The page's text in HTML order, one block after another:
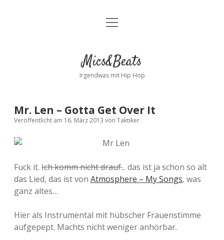
Kontakt
facebookinstagram
bandcamp
spotify
Menü
Mics&Beats
Irgendwas mit Hip Hop
Mr. Len – Gotta Get Over It
Veröffentlicht am 16. März 2013 von Taktiker
Fuck it. Ich komm nicht drauf... das ist ja schon so alt
das Lied, das ist von Atmosphere – My Songs, was
ganz altes…
Hier als Instrumental mit hübscher Frauenstimme
aufgepept. Machts nicht weniger anhörbar.